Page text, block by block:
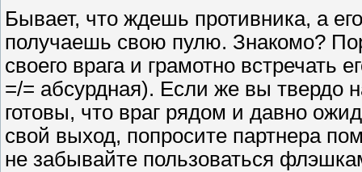
Бывает, что ждешь противника, а
получаешь свою пулю. Знакомо?
своего врага и грамотно
=/= абсурдная). Если же вы твердо
готовы, что враг рядом и давно
свой выход, попросите партнера
не забывайте пользоваться